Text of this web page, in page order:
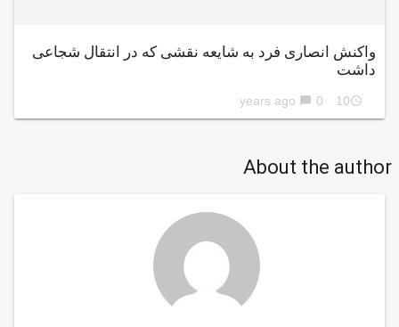
واکنش انصاری فرد به شایعه نقشی که در انتقال شجاعی
داشت
access_time
10 years ago
chat_bubble 0
About the author